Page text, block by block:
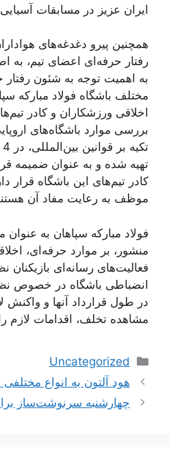
ایران عزیز در مسابقات
همچنین پیرو دغدغه‌های
رفتار حرفه‌ای اعضای تیم، به
به اهمیت توجه به شئون رفتار
مختلف باشگاه فولاد مبارکه
اخلاقی ورزشکاران و کادر
بررسی موارد باشگاه‌های
تهیه شده و به عنوان ضمیمه
کادر تیم‌های این باشگاه قرار
موظف به رعایت مفاد آن
فولاد مبارکه سپاهان به عنوان
منشور، بر موارد حرفه‌ای،
فعالیت‌های رسانه‌ای بازیکنان
انضباطی باشگاه در خصوص
در طول قرارداد آنها و
مشاهده تخلف، اقدامات
دسته‌ها
Uncategorized
ناوبری
نوشته‌ها
هود آلتون به انواع
چهارشنبه سرنوشت‌ساز